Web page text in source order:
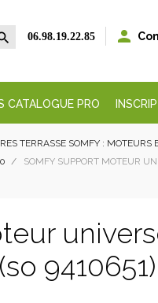
06.98.19.22.85 
CATALOGUE PRO
TERRASSE SOMFY : MOTEURS
SOMFY SUPPORT MOTEUR
9410651)